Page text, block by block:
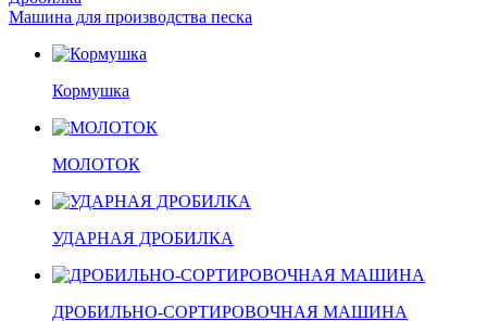
Машина для производства песка
Кормушка
МОЛОТОК
УДАРНАЯ ДРОБИЛКА
ДРОБИЛЬНО-СОРТИРОВОЧНАЯ МАШИНА